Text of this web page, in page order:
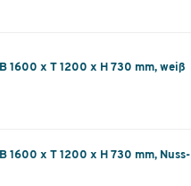
1600 x T 1200 x H 730 mm, weiß
1600 x T 1200 x H 730 mm, Nuss-